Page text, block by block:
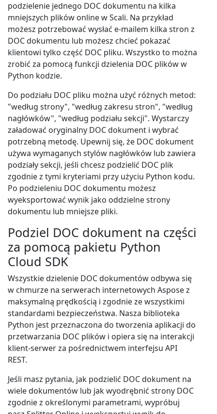
podzielenie jednego DOC dokumentu na kilka
mniejszych plików online w Scali. Na przykład
możesz potrzebować wysłać e-mailem kilka stron z
DOC dokumentu lub możesz chcieć pokazać
klientowi tylko część DOC pliku. Wszystko to można
zrobić za pomocą funkcji dzielenia DOC plików w
Python kodzie.
Do podziału DOC pliku można użyć różnych metod:
"według strony", "według zakresu stron", "według
nagłówków", "według podziału sekcji". Wystarczy
załadować oryginalny DOC dokument i wybrać
potrzebną metodę. Upewnij się, że DOC dokument
używa wymaganych stylów nagłówków lub zawiera
podziały sekcji, jeśli chcesz podzielić DOC plik
zgodnie z tymi kryteriami przy użyciu Python kodu.
Po podzieleniu DOC dokumentu możesz
wyeksportować wynik jako oddzielne strony
dokumentu lub mniejsze pliki.
Podziel DOC dokument na części
za pomocą pakietu Python
Cloud SDK
Wszystkie dzielenie DOC dokumentów odbywa się
w chmurze na serwerach internetowych Aspose z
maksymalną prędkością i zgodnie ze wszystkimi
standardami bezpieczeństwa. Nasza biblioteka
Python jest przeznaczona do tworzenia aplikacji do
przetwarzania DOC plików i opiera się na interakcji
klient-serwer za pośrednictwem interfejsu API
REST.
Jeśli masz pytania, jak podzielić DOC dokument na
wiele dokumentów lub jak wyodrębnić strony DOC
zgodnie z określonymi parametrami, wypróbuj